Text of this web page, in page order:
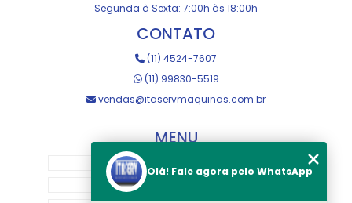
Segunda à Sexta: 7:00h às 18:00h
CONTATO
(11) 4524-7607
(11) 99830-5519
vendas@itaservmaquinas.com.br
MENU
Olá! Fale agora pelo WhatsApp